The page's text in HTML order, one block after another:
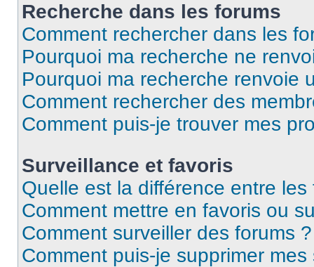
Recherche dans les forums
Comment rechercher dans les
Pourquoi ma recherche ne
Pourquoi ma recherche renvoie
Comment rechercher des
Comment puis-je trouver mes
Surveillance et favoris
Quelle est la différence entre
Comment mettre en favoris ou
Comment surveiller des forums ?
Comment puis-je supprimer